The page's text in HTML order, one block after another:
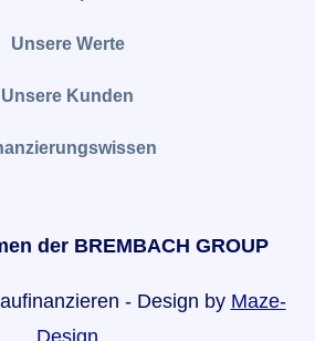
Unsere Werte
Unsere Kunden
der BREMBACH GROUP
- Design by Maze-
Design